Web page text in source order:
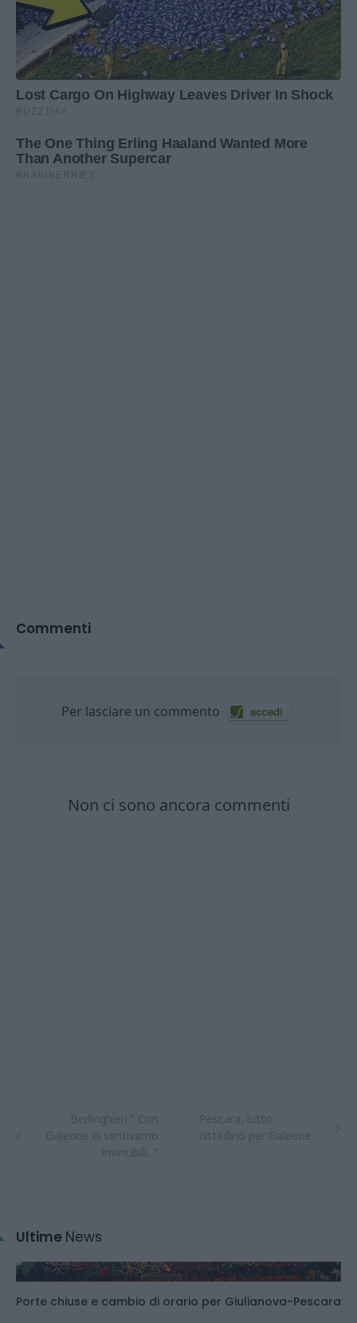
Commenti
Ultime News
Porte chiuse e cambio di orario per Giulianova-Pescara